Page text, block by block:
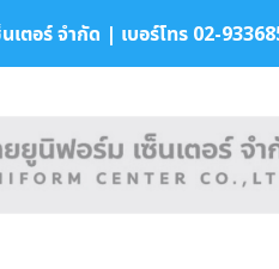
ตอร์ จำกัด | เบอร์โทร 02-